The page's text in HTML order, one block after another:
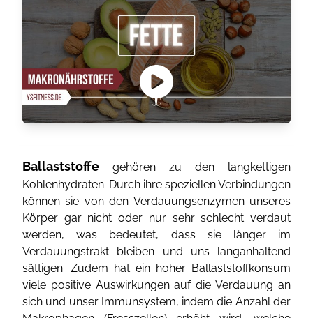
Ballaststoffe gehören zu den langkettigen
Kohlenhydraten. Durch ihre speziellen Verbindungen
können sie von den Verdauungsenzymen unseres
Körper gar nicht oder nur sehr schlecht verdaut
werden, was bedeutet, dass sie länger im
Verdauungstrakt bleiben und uns langanhaltend
sättigen. Zudem hat ein hoher Ballaststoffkonsum
viele positive Auswirkungen auf die Verdauung an
sich und unser Immunsystem, indem die Anzahl der